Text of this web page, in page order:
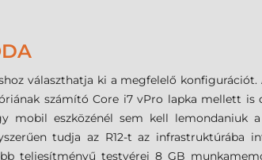
választhatja ki a megfelelő
számító Core i7 vPro lapka mellett
mobil eszközénél sem kell lemondaniuk
tudja az R12-t az
teljesítményű testvérei 8 GB